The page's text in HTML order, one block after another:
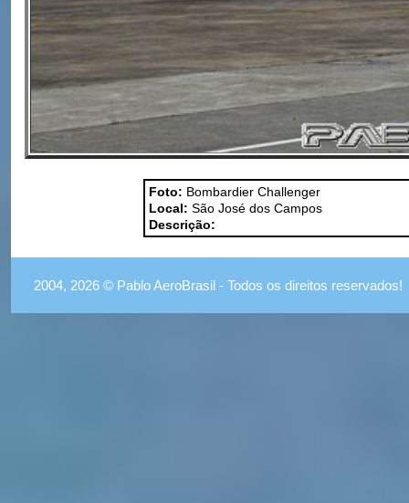
Foto: Bombardier Challenger
Local: São José dos Campos
Descrição:
2004, 2026 © Pablo AeroBrasil - Todos os direitos reservados!